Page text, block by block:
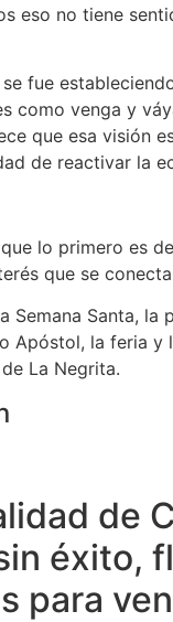
eso no tiene
se fue
como venga y
que esa visión
de reactivar la
lo primero es
que se
Semana Santa, la
Apóstol, la feria y
La Negrita.
de
éxito,
para